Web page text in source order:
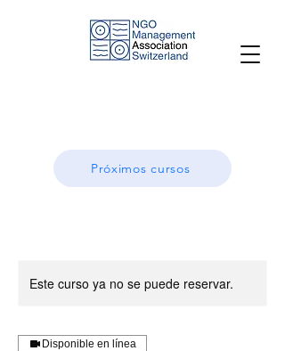
Próximos cursos
Este curso ya no se puede reservar.
Disponible en línea